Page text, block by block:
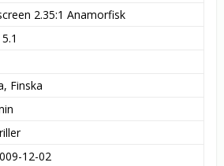
2.35:1 Anamorfisk
Finska
12-02